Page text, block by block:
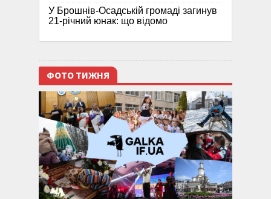
У Брошнів-Осадській громаді загинув
21-річний юнак: що відомо
ФОТО ТИЖНЯ